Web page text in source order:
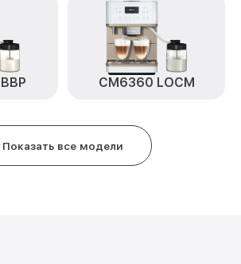
CM6360 LOCM
Показать все модели